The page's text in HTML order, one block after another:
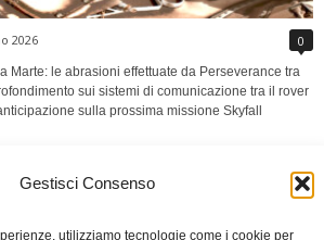
Gestisci Consenso
utilizziamo tecnologie come i cookie per
2026 0
Marte: le abrasioni effettuate da Perseverance tra
sui sistemi di comunicazione tra il rover
sulla prossima missione Skyfall